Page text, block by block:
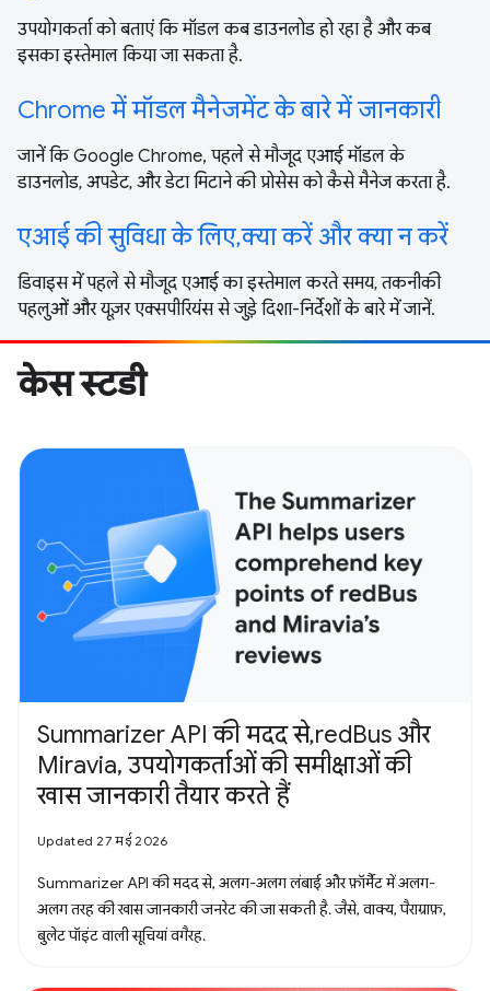
उपयोगकर्ता को बताएं कि मॉडल कब डाउनलोड हो रहा है और कब
इसका इस्तेमाल किया जा सकता है.
Chrome में मॉडल मैनेजमेंट के बारे में जानकारी
जानें कि Google Chrome, पहले से मौजूद एआई मॉडल के
डाउनलोड, अपडेट, और डेटा मिटाने की प्रोसेस को कैसे मैनेज करता है.
एआई की सुविधा के लिए, क्या करें और क्या न करें
डिवाइस में पहले से मौजूद एआई का इस्तेमाल करते समय, तकनीकी
पहलुओं और यूज़र एक्सपीरियंस से जुड़े दिशा-निर्देशों के बारे में जानें.
केस स्टडी
Summarizer API की मदद से, redBus और
Miravia, उपयोगकर्ताओं की समीक्षाओं की
खास जानकारी तैयार करते हैं
Updated 27 मई 2026
Summarizer API की मदद से, अलग-अलग लंबाई और फ़ॉर्मैट में अलग-
अलग तरह की खास जानकारी जनरेट की जा सकती है. जैसे, वाक्य, पैराग्राफ़,
बुलेट पॉइंट वाली सूचियां वगैरह.